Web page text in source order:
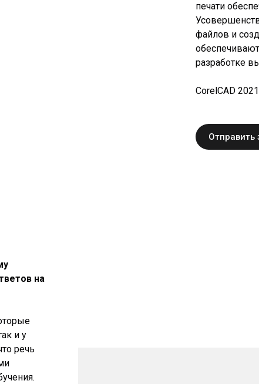
печати
файлов и
разработке
CorelCAD
Отправить
на
и у
речь